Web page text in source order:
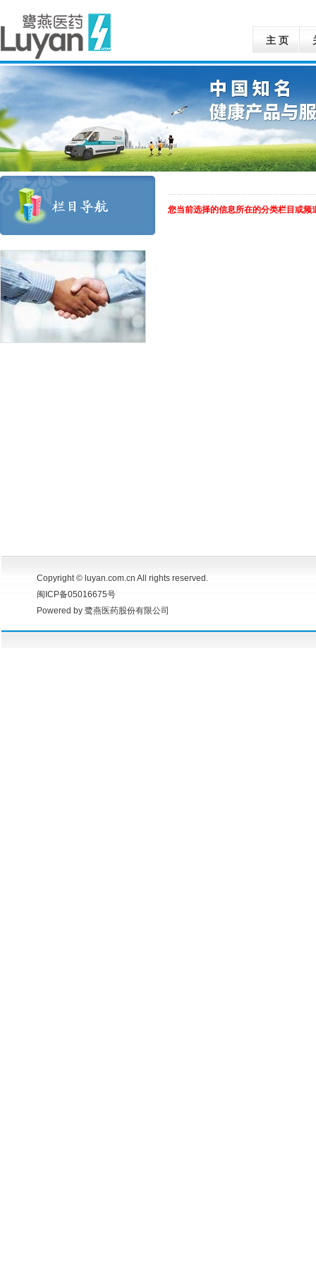
主 页
您当前选择的信息所在的分类栏目或
Copyright © luyan.com.cn All rights reserved.
闽ICP备05016675号
Powered by 鹭燕医药股份有限公司